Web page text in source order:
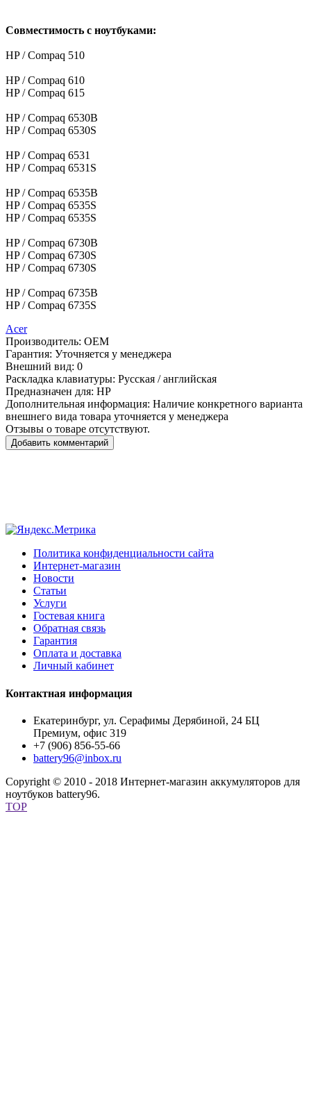
Совместимость с ноутбуками:
HP / Compaq 510
HP / Compaq 610
HP / Compaq 615
HP / Compaq 6530B
HP / Compaq 6530S
HP / Compaq 6531
HP / Compaq 6531S
HP / Compaq 6535B
HP / Compaq 6535S
HP / Compaq 6535S
HP / Compaq 6730B
HP / Compaq 6730S
HP / Compaq 6730S
HP / Compaq 6735B
HP / Compaq 6735S
Acer
Производитель: OEM
Гарантия: Уточняется у менеджера
Внешний вид: 0
Раскладка клавиатуры: Русская / английская
Предназначен для: HP
Дополнительная информация: Наличие конкретного варианта
внешнего вида товара уточняется у менеджера
Отзывы о товаре отсутствуют.
Добавить комментарий
Политика конфиденциальности сайта
Интернет-магазин
Новости
Статьи
Услуги
Гостевая книга
Обратная связь
Гарантия
Оплата и доставка
Личный кабинет
Контактная информация
Екатеринбург, ул. Серафимы Дерябиной, 24 БЦ
Премиум, офис 319
+7 (906) 856-55-66
battery96@inbox.ru
Copyright © 2010 - 2018 Интернет-магазин аккумуляторов для
ноутбуков battery96.
TOP